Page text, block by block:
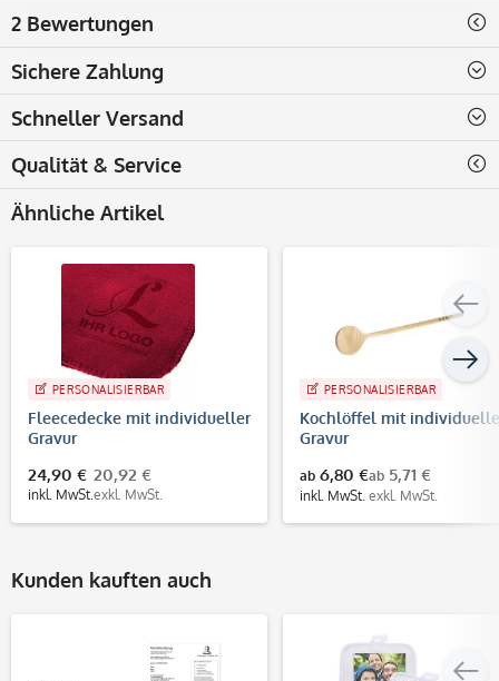
2 Bewertungen
Sichere Zahlung
Schneller Versand
Qualität & Service
Ähnliche Artikel
PERSONALISIERBAR
Fleecedecke mit individueller
Gravur
24,90 €
inkl. MwSt.
20,92 €
exkl. MwSt.
PERSONALISIERBAR
Kochlöffel mit
Gravur
ab 6,80 €
inkl. MwSt.
ab 5,71 €
exkl. MwSt.
Kunden kauften auch